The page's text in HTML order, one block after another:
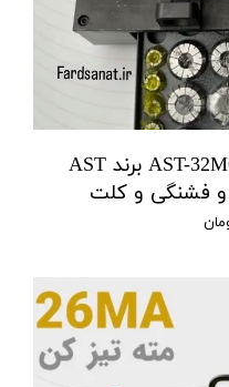
دستگاه مته تیزکن مدل AST-32MG برند AST